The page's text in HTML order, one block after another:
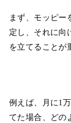
まず、モッピー
定し、それに向
を立てることが
例えば、月に1
てた場合、どの